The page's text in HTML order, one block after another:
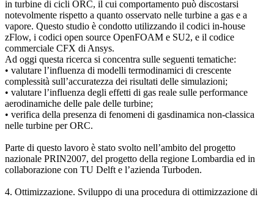
in turbine di cicli ORC, il cui comportamento può discostarsi
notevolmente rispetto a quanto osservato nelle turbine a gas e a
vapore. Questo studio è condotto utilizzando il codici in-house
zFlow, i codici open source OpenFOAM e SU2, e il codice
commerciale CFX di Ansys.
Ad oggi questa ricerca si concentra sulle seguenti tematiche:
• valutare l’influenza di modelli termodinamici di crescente
complessità sull’accuratezza dei risultati delle simulazioni;
• valutare l’influenza degli effetti di gas reale sulle performance
aerodinamiche delle pale delle turbine;
• verifica della presenza di fenomeni di gasdinamica non-classica
nelle turbine per ORC.
Parte di questo lavoro è stato svolto nell’ambito del progetto
nazionale PRIN2007, del progetto della regione Lombardia ed in
collaborazione con TU Delft e l’azienda Turboden.
4. Ottimizzazione. Sviluppo di una procedura di ottimizzazione di